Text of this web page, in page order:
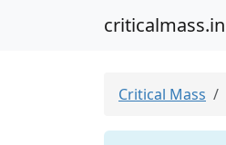
criticalmass.in
Critical Mass